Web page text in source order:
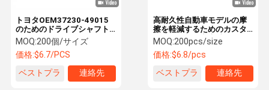
トヨタOEM37230-49015
のためのドライブシャフト
センターベアリングサポー
ト
MOQ:200個/サイズ
価格:$6.7/PCS
ベストプラ
連絡先
高耐久性自動車モデルの摩
擦を軽減するためのカスタ
マイズ可能な中央軸承
MOQ:200pcs/size
価格:$6.8/pcs
ベストプラ
連絡先